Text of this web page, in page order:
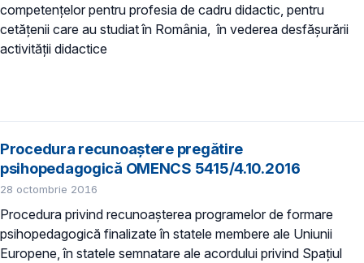
competențelor pentru profesia de cadru didactic, pentru
cetățenii care au studiat în România, în vederea desfășurării
activității didactice
Procedura recunoaştere pregătire
psihopedagogică OMENCS 5415/4.10.2016
28 octombrie 2016
Procedura privind recunoaşterea programelor de formare
psihopedagogică finalizate în statele membere ale Uniunii
Europene, în statele semnatare ale acordului privind Spaţiul